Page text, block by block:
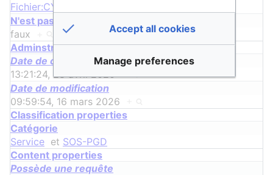
Fichier:CY-BU coul.png
N'est pas porté par une structure française
faux
Adminstrative properties
Date de création
13:21:24, 28 avril 2020+
Date de modification
09:59:54, 16 mars 2026
Classification properties
Catégorie
Service et SOS-PGD
Content properties
Possède une requête
Accept all cookies
Manage preferences